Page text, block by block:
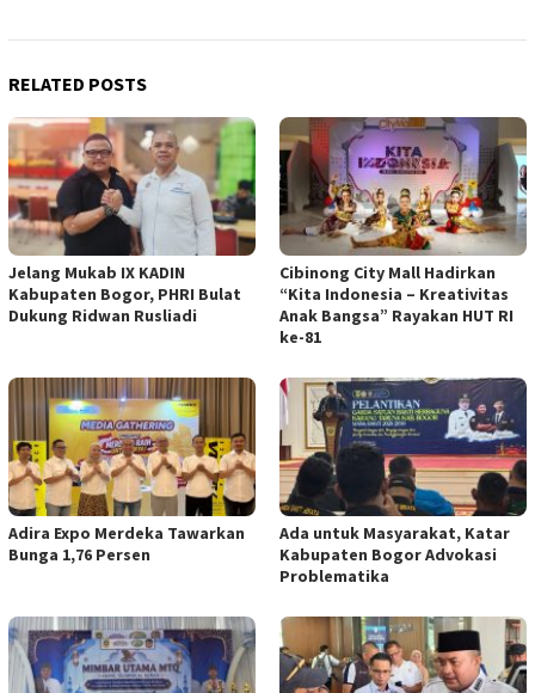
RELATED POSTS
Jelang Mukab IX KADIN
Kabupaten Bogor, PHRI Bulat
Dukung Ridwan Rusliadi
Cibinong City Mall Hadirkan
“Kita Indonesia – Kreativitas
Anak Bangsa” Rayakan HUT RI
ke-81
Adira Expo Merdeka Tawarkan
Bunga 1,76 Persen
Ada untuk Masyarakat, Katar
Kabupaten Bogor Advokasi
Problematika